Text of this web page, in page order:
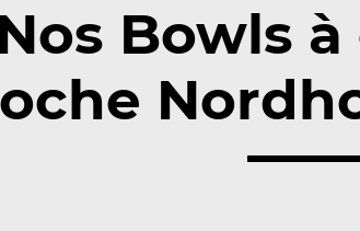
Nos Bowls